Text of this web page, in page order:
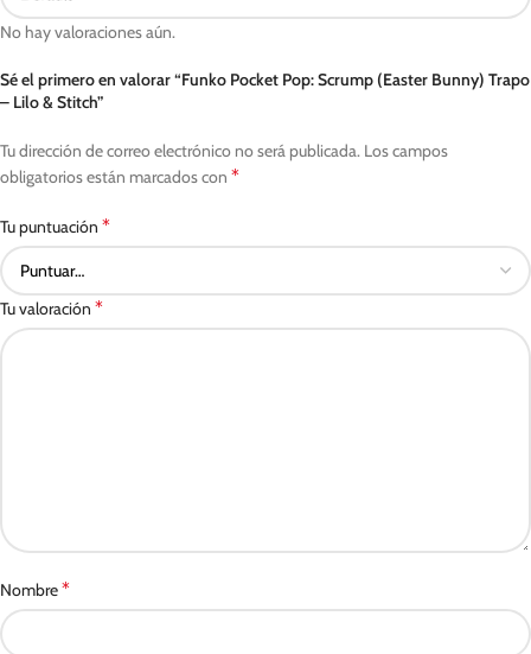
No hay valoraciones aún.
Sé el primero en valorar “Funko Pocket Pop: Scrump (Easter Bunny) Trapo
– Lilo & Stitch”
Tu dirección de correo electrónico no será publicada. Los campos
obligatorios están marcados con *
Tu puntuación *
Tu valoración *
Nombre*